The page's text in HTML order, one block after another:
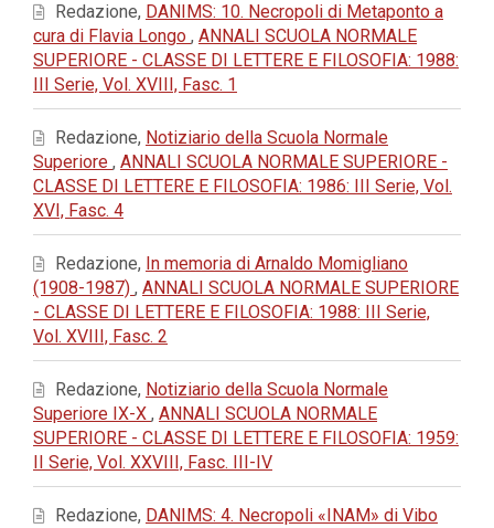
Redazione, DANIMS: 10. Necropoli di Metaponto a
cura di Flavia Longo , ANNALI SCUOLA NORMALE
SUPERIORE - CLASSE DI LETTERE E FILOSOFIA: 1988:
III Serie, Vol. XVIII, Fasc. 1
Redazione, Notiziario della Scuola Normale
Superiore , ANNALI SCUOLA NORMALE SUPERIORE -
CLASSE DI LETTERE E FILOSOFIA: 1986: III Serie, Vol.
XVI, Fasc. 4
Redazione, In memoria di Arnaldo Momigliano
(1908-1987) , ANNALI SCUOLA NORMALE SUPERIORE
- CLASSE DI LETTERE E FILOSOFIA: 1988: III Serie,
Vol. XVIII, Fasc. 2
Redazione, Notiziario della Scuola Normale
Superiore IX-X , ANNALI SCUOLA NORMALE
SUPERIORE - CLASSE DI LETTERE E FILOSOFIA: 1959:
II Serie, Vol. XXVIII, Fasc. III-IV
Redazione, DANIMS: 4. Necropoli «INAM» di Vibo